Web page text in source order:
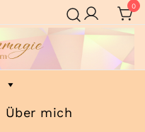
0
Über mich